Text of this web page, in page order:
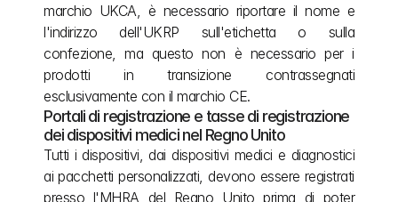
marchio UKCA, è necessario riportare il nome e
l'indirizzo dell'UKRP sull'etichetta o sulla
confezione, ma questo non è necessario per i
prodotti in transizione contrassegnati
esclusivamente con il marchio CE.
Portali di registrazione e tasse di registrazione
dei dispositivi medici nel Regno Unito
Tutti i dispositivi, dai dispositivi medici e diagnostici
ai pacchetti personalizzati, devono essere registrati
presso l'MHRA del Regno Unito prima di poter